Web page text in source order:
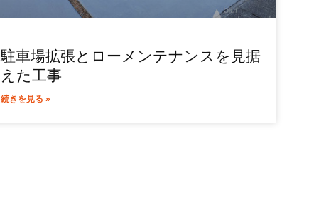
駐車場拡張とローメンテナンスを見据
えた工事
続きを見る »